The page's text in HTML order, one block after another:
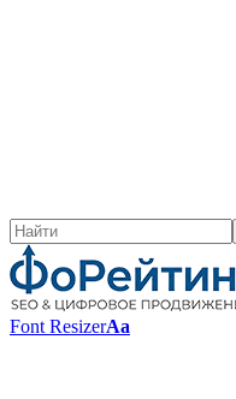
Font ResizerAa